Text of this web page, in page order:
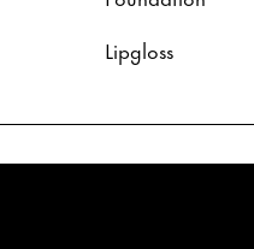
Lipgloss